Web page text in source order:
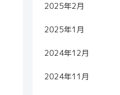
2025年2月
2025年1月
2024年12月
2024年11月